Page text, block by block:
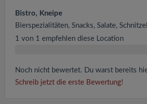
Bistro, Kneipe
Bierspezialitäten, Snacks, Salate, Schnitzel
1 von 1 empfehlen diese Location
Noch nicht bewertet. Du warst bereits
Schreib jetzt die erste Bewertung!